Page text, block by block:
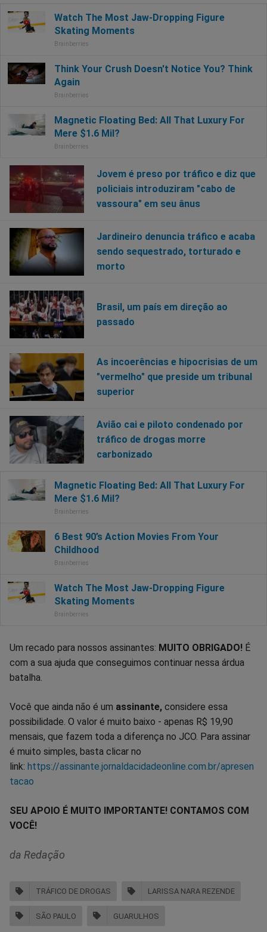
Jovem é preso por tráfico e diz que
policiais introduziram "cabo de
vassoura" em seu ânus
Jardineiro denuncia tráfico e acaba
sendo sequestrado, torturado e
morto
Brasil, um país em direção ao
passado
As incoerências e hipocrisias de um
"vermelho" que preside um tribunal
superior
Avião cai e piloto condenado por
tráfico de drogas morre
carbonizado
Um recado para nossos assinantes: MUITO OBRIGADO! É
com a sua ajuda que conseguimos continuar nessa árdua
batalha.
Você que ainda não é um assinante, considere essa
possibilidade. O valor é muito baixo - apenas R$ 19,90
mensais, que fazem toda a diferença no JCO. Para assinar
é muito simples, basta clicar no
link: https://assinante.jornaldacidadeonline.com.br/apresen
tacao
SEU APOIO É MUITO IMPORTANTE! CONTAMOS COM
VOCÊ!
da Redação
TRÁFICO DE DROGAS LARISSA NARA REZENDE
SÃO PAULO GUARULHOS